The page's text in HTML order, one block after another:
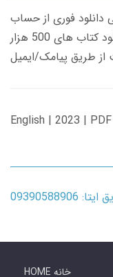
600 هزار تومانی دانلود فوری از حساب
کاربری می باشد، و زمان تحویل لینک دانلود کتاب های 500 هزار
English | 2023 | PDF
HOME خانه